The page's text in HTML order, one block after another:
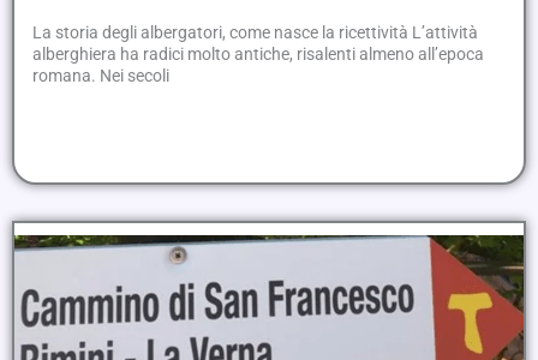
La storia degli albergatori, come nasce la ricettività L’attività
alberghiera ha radici molto antiche, risalenti almeno all’epoca
romana. Nei secoli